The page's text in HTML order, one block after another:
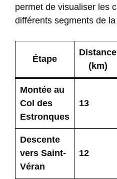
permet de visualiser les
différents segments de
Étape
Distance
(km)
Montée au
Col des
Estronques
13
Descente
vers Saint-
Véran
12